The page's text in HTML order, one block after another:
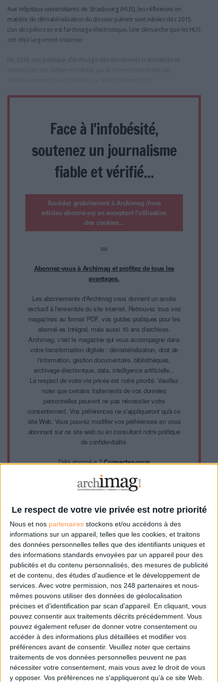
Le respect de votre vie privée est notre priorité
Nous et nos partenaires stockons et/ou accédons à des
informations sur un appareil, telles que les cookies, et traitons
des données personnelles telles que des identifiants uniques et
des informations standards envoyées par un appareil pour des
publicités et du contenu personnalisés, des mesures de publicité
et de contenu, des études d'audience et le développement de
services. Avec votre permission, nos 248 partenaires et nous-
mêmes pouvons utiliser des données de géolocalisation
précises et d’identification par scan d'appareil. En cliquant, vous
pouvez consentir aux traitements décrits précédemment. Vous
pouvez également refuser de donner votre consentement ou
accéder à des informations plus détaillées et modifier vos
préférences avant de consentir. Veuillez noter que certains
traitements de vos données personnelles peuvent ne pas
nécessiter votre consentement, mais vous avez le droit de vous
y opposer. Vos préférences ne s'appliqueront qu’à ce site Web.
Aux Hôpitaux universitaires de Strasbourg (HUS), les réflexions en
matière de dématérialisation du dossier patient sont initiées dès 2015.
L’un des piliers en est l’archivage électronique. Une démarche que les HUS
ont déjà largement entamée.
Fin 2016, une politique d’archivage des documents matérialisés et
Face à l'infobésité,
soutenez un journalisme
fiable et vérifié...
Accédez gratuitement à Archimag (hors
articles abonné·es) en acceptant l'utilisation
des cookies...
ou
Abonnez-vous à Archimag et profitez de tous les
avantages.
Les abonnements d'Archimag vous donnent un accès
exclusif à l'ensemble du site internet. Retrouvez tous vos
magazines au format PDF, vos guides pratiques pour les
abonné·es Intégral, mais aussi 10 ans d'archives.
Archimag, c'est le magazine qui vous accompagne dans
votre transformation digitale : dématérialisation, droit de
l'information, gestion documentaire, bibliothèques,
archivage électronique, data, intelligence artificielle...
Le respect de votre vie privée est notre priorité. Veuillez
noter que certains traitements de vos données
personnelles peuvent ne pas nécessiter votre
consentement. Vos préférences ne s'appliqueront qu'à ce
site Web. Vous pouvez modifier vos préférences en vous
abonnant sur ce site web ou en consultant notre politique
de confidentialité.
Déjà abonné.e ?Connectez-vous
Sur le même sujet:
Marguerite Brac de la Perrière : "les utilisateurs doivent rester maîtres de
leurs données"
​Hervé Streiff : "attention à la confusion entre notions d'hébergement et
d'archivage"
Les groupements hospitaliers de territoire, "une vraie révolution !"
0 Commentaire
Archivage
Numérisation
Connectez-vousouinscrivez-vouspour publier un commentaire